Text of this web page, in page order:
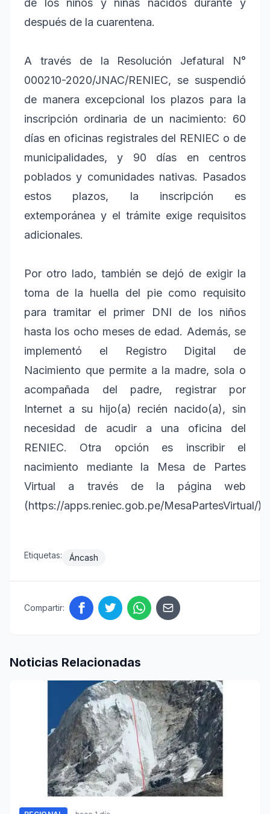
de los niños y niñas nacidos durante y
después de la cuarentena.
A través de la Resolución Jefatural N°
000210-2020/JNAC/RENIEC, se suspendió
de manera excepcional los plazos para la
inscripción ordinaria de un nacimiento: 60
días en oficinas registrales del RENIEC o de
municipalidades, y 90 días en centros
poblados y comunidades nativas. Pasados
estos plazos, la inscripción es
extemporánea y el trámite exige requisitos
adicionales.
Por otro lado, también se dejó de exigir la
toma de la huella del pie como requisito
para tramitar el primer DNI de los niños
hasta los ocho meses de edad. Además, se
implementó el Registro Digital de
Nacimiento que permite a la madre, sola o
acompañada del padre, registrar por
Internet a su hijo(a) recién nacido(a), sin
necesidad de acudir a una oficina del
RENIEC. Otra opción es inscribir el
nacimiento mediante la Mesa de Partes
Virtual a través de la página web
(https://apps.reniec.gob.pe/MesaPartesVirtual/).
Etiquetas: Áncash
Compartir:
Noticias Relacionadas